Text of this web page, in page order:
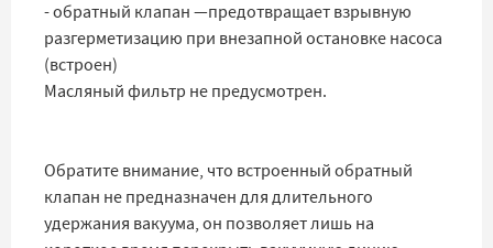
- обратный клапан —предотвращает взрывную
разгерметизацию при внезапной остановке насоса
(встроен)
Масляный фильтр не предусмотрен.
Обратите внимание, что встроенный обратный
клапан не предназначен для длительного
удержания вакуума, он позволяет лишь на